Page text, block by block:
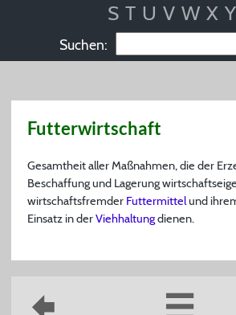
S T U V W X Y
Suchen:
Futterwirtschaft
Gesamtheit aller Maßnahmen, die der
Beschaffung und Lagerung
wirtschaftsfremder Futtermittelund
Einsatz in derViehhaltungdienen.